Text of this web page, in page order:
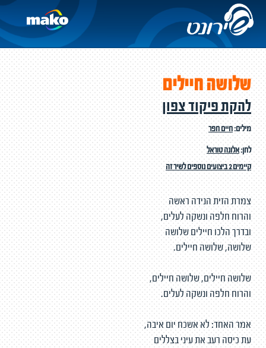
שלושה חיילים
להקת פיקוד צפון
מילים:חיים חפר
לחן:אלונה טוראל
קיימים 2 ביצועים נוספים לשיר זה
צמרת הזית הנידה ראשה
והרוח חלפה ונשקה לעלים,
ובדרך הלכו חיילים שלושה
שלושה, שלושה חיילים.
שלושה חיילים, שלושה חיילים,
והרוח חלפה ונשקה לעלים.
אמר האחד: לא אשכח יום איבה,
עת כיסה רעב את עיני בצללים